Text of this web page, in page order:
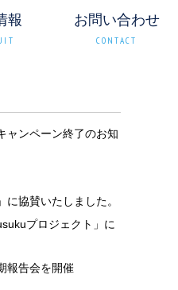
報 お問い合わせ
CONTACT
ャンペーン終了のお知
に協賛いたしました。
プロジェクト」に
報告会を開催